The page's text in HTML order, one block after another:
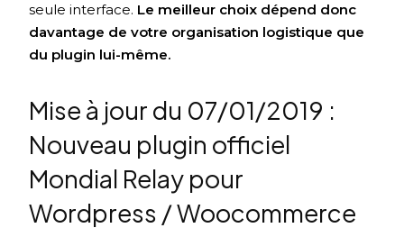
seule interface. Le meilleur choix dépend donc
davantage de votre organisation logistique que
du plugin lui-même.
Mise à jour du 07/01/2019 :
Nouveau plugin officiel
Mondial Relay pour
Wordpress / Woocommerce